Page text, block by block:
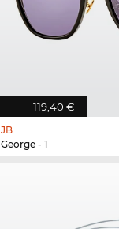
119,40 €
JB
George - 1